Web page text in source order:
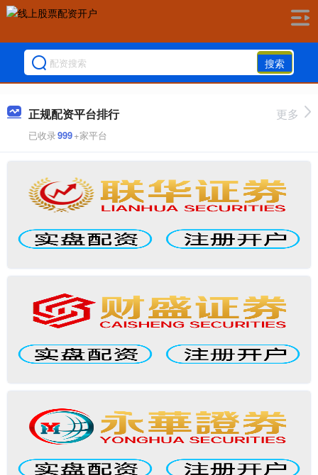
搜索
正规配资平台排行
已收录999+家平台
更多